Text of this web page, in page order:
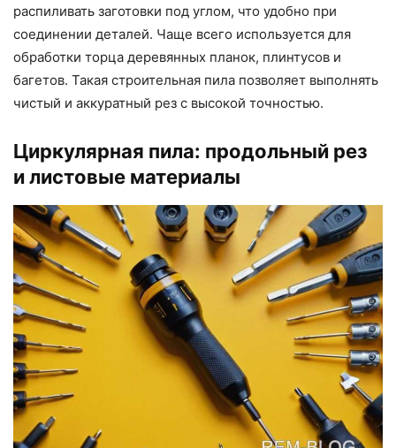
распиливать заготовки под углом, что удобно при
соединении деталей. Чаще всего используется для
обработки торца деревянных планок, плинтусов и
багетов. Такая строительная пила позволяет выполнять
чистый и аккуратный рез с высокой точностью.
Циркулярная пила: продольный рез
и листовые материалы